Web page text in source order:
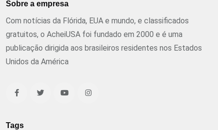
Sobre a empresa
Com notícias da Flórida, EUA e mundo, e classificados
gratuitos, o AcheiUSA foi fundado em 2000 e é uma
publicação dirigida aos brasileiros residentes nos Estados
Unidos da América
Tags